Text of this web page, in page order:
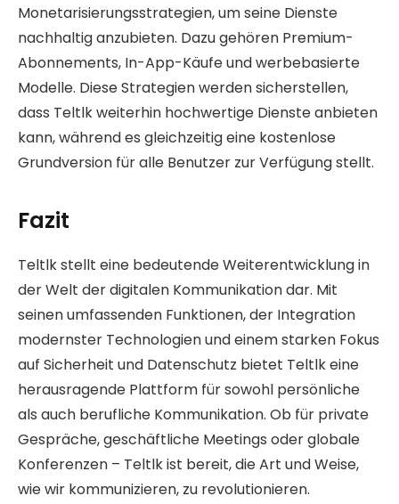
Monetarisierungsstrategien, um seine Dienste
nachhaltig anzubieten. Dazu gehören Premium-
Abonnements, In-App-Käufe und werbebasierte
Modelle. Diese Strategien werden sicherstellen,
dass Teltlk weiterhin hochwertige Dienste anbieten
kann, während es gleichzeitig eine kostenlose
Grundversion für alle Benutzer zur Verfügung stellt.
Fazit
Teltlk stellt eine bedeutende Weiterentwicklung in
der Welt der digitalen Kommunikation dar. Mit
seinen umfassenden Funktionen, der Integration
modernster Technologien und einem starken Fokus
auf Sicherheit und Datenschutz bietet Teltlk eine
herausragende Plattform für sowohl persönliche
als auch berufliche Kommunikation. Ob für private
Gespräche, geschäftliche Meetings oder globale
Konferenzen – Teltlk ist bereit, die Art und Weise,
wie wir kommunizieren, zu revolutionieren.